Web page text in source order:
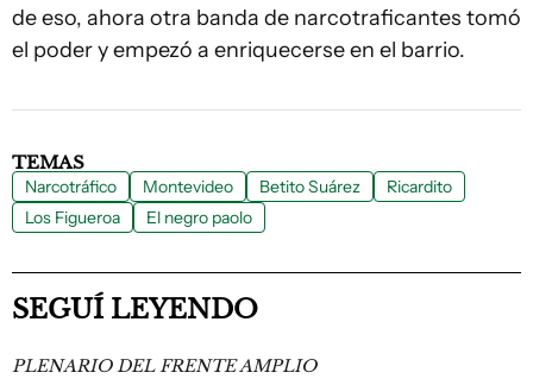
de eso, ahora otra banda de narcotraficantes tomó
el poder y empezó a enriquecerse en el barrio.
TEMAS
Narcotráfico Montevideo Betito Suárez
Ricardito
Los Figueroa
El negro paolo
SEGUÍ LEYENDO
PLENARIO DEL FRENTE AMPLIO